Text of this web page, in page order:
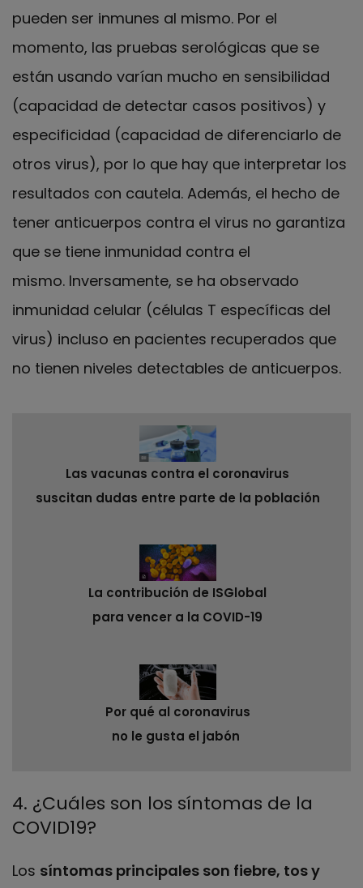
pueden ser inmunes al mismo. Por el
momento, las pruebas serológicas que se
están usando varían mucho en sensibilidad
(capacidad de detectar casos positivos) y
especificidad (capacidad de diferenciarlo de
otros virus), por lo que hay que interpretar los
resultados con cautela. Además, el hecho de
tener anticuerpos contra el virus no garantiza
que se tiene inmunidad contra el
mismo. Inversamente, se ha observado
inmunidad celular (células T específicas del
virus) incluso en pacientes recuperados que
no tienen niveles detectables de anticuerpos.
Las vacunas contra el coronavirus
suscitan dudas entre parte de la población
La contribución de ISGlobal
para vencer a la COVID-19
Por qué al coronavirus
no le gusta el jabón
4. ¿Cuáles son los síntomas de la
COVID19?
Los síntomas principales son fiebre, tos y